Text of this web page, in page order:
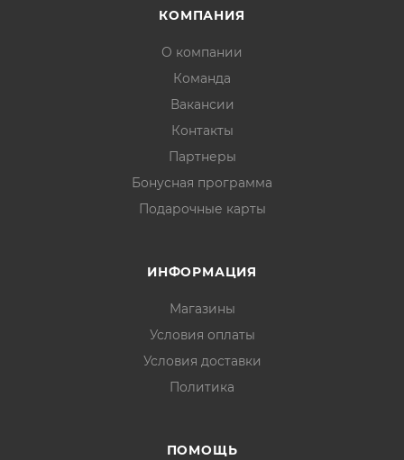
КОМПАНИЯ
О компании
Команда
Вакансии
Контакты
Партнеры
Бонусная программа
Подарочные карты
ИНФОРМАЦИЯ
Магазины
Условия оплаты
Условия доставки
Политика
ПОМОЩЬ